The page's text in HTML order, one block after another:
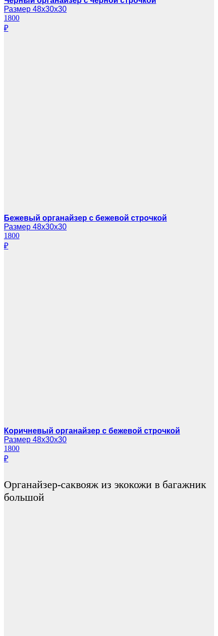
Размер 48х30х30
1800
₽
Бежевый органайзер с бежевой строчкой
Размер 48х30х30
1800
₽
Коричневый органайзер с бежевой строчкой
Размер 48х30х30
1800
₽
Органайзер-саквояж из экокожи в багажник
большой